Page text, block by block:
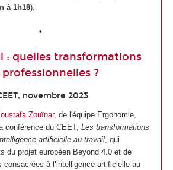
à 1h18).
•
: quelles transformations
?
novembre 2023
Zouïnar, de l'équipe Ergonomie,
conférence du CEET, Les transformations
artificielle au travail, qui
du projet européen Beyond 4.0 et de
consacrées à l’intelligence artificielle au